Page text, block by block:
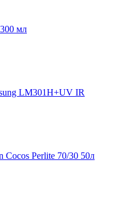
мл
LM301H+UV IR
Cocos Perlite 70/30 50л